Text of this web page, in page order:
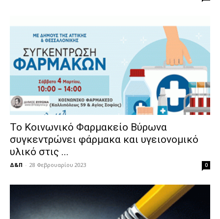
Το Κοινωνικό Φαρμακείο Βύρωνα
συγκεντρώνει φάρμακα και υγειονομικό
υλικό στις ...
Δ&Π - 28 Φεβρουαρίου 2023 0